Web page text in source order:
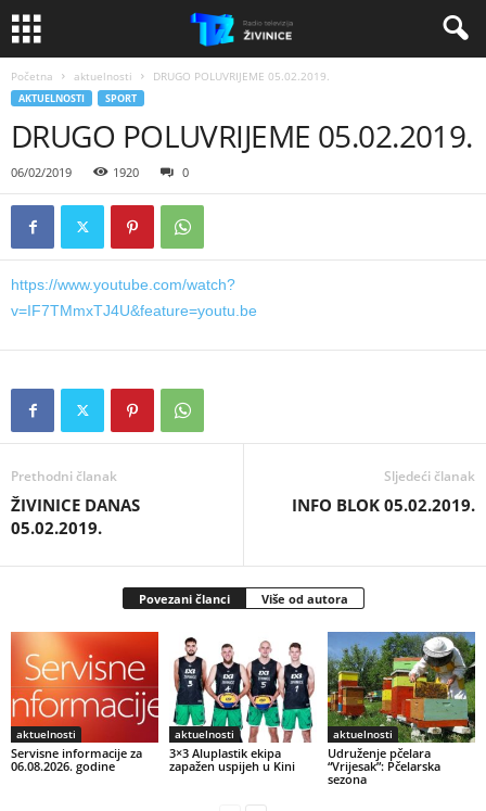
Početna aktuelnosti DRUGO POLUVRIJEME 05.02.2019.
AKTUELNOSTI SPORT
DRUGO POLUVRIJEME 05.02.2019.
06/02/2019 1920 0
https://www.youtube.com/watch?
v=IF7TMmxTJ4U&feature=youtu.be
Prethodni članak
ŽIVINICE DANAS
05.02.2019.
Sljedeći članak
INFO BLOK 05.02.2019.
Povezani članci Više od autora
aktuelnosti
Servisne informacije za
06.08.2026. godine
aktuelnosti
3×3 Aluplastik ekipa
zapažen uspijeh u Kini
aktuelnosti
Udruženje pčelara
“Vrijesak”: Pčelarska
sezona